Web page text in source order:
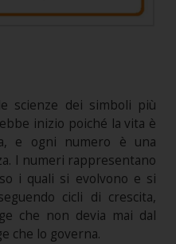
scienze dei simboli più
inizio poiché la vita è
e ogni numero è una
I numeri rappresentano
i quali si evolvono e si
cicli di crescita,
che non devia mai dal
che lo governa.